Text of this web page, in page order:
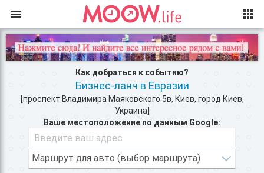
Как добраться к событию?
Бизнес-ланч в Евразии
[проспект Владимира Маяковского 5в, Киев, город Киев,
Украина]
Ваше местоположение по данным Google: